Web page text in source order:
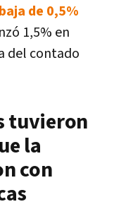
de 0,5%
1,5% en
del contado
tuvieron
la
con